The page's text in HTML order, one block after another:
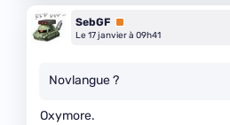
SebGF Premium
Le 17 janvier à 09h41
Novlangue ?
Oxymore.